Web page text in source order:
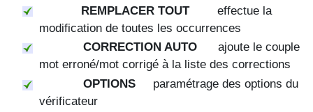
REMPLACER TOUT
effectue la
modification de toutes les occurrences
CORRECTION AUTO
ajoute le couple
mot erroné/mot corrigé à la liste des corrections
OPTIONS
paramétrage des options du
vérificateur